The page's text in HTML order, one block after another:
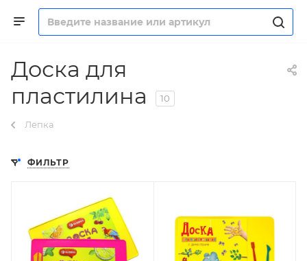
Доска для
пластилина
10
Лепка
ФИЛЬТР